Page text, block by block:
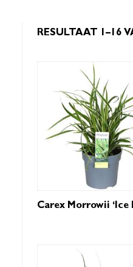
RESULTAAT 1–16
Carex Morrowii ‘Ice